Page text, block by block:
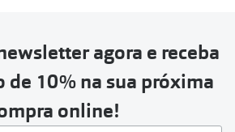
agora e receba
de 10% na sua próxima
online!